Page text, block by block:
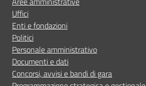
Segnala disservizio
Uffici
Enti e fondazioni
Politici
Personale amministrativo
Documenti e dati
Concorsi, avvisi e bandi di gara